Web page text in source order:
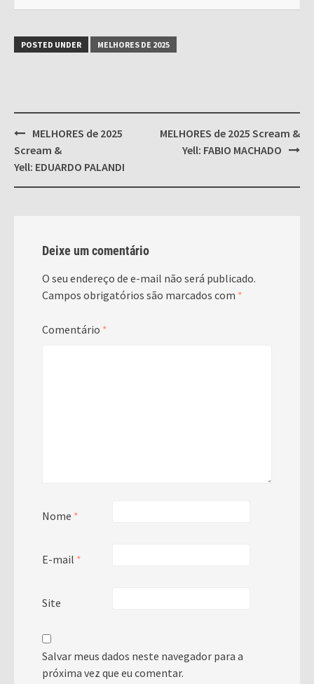
POSTED UNDER MELHORES DE 2025
Post
navigation
MELHORES de 2025
Scream &
Yell: EDUARDO PALANDI
MELHORES de 2025 Scream &
Yell: FABIO MACHADO
Deixe um comentário
O seu endereço de e-mail não será publicado.
Campos obrigatórios são marcados com *
Comentário *
Nome *
E-mail *
Site
Salvar meus dados neste navegador para a
próxima vez que eu comentar.